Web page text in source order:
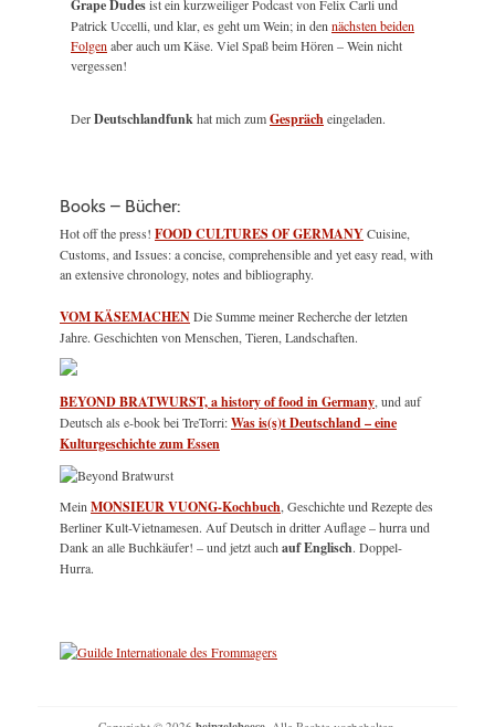
Grape Dudesist ein kurzweiliger Podcast von Felix Carli und
Patrick Uccelli, und klar, es geht um Wein; in dennächsten beiden
Folgenaber auch um Käse. Viel Spaß beim Hören – Wein nicht
vergessen!
DerDeutschlandfunkhat mich zumGesprächeingeladen.
Books – Bücher:
Hot off the press! FOOD CULTURES OF GERMANYCuisine,
Customs, and Issues: a concise, comprehensible and yet easy read, with
an extensive chronology, notes and bibliography.
VOM KÄSEMACHENDie Summe meiner Recherche der letzten
Jahre. Geschichten von Menschen, Tieren, Landschaften.
BEYOND BRATWURST, a history of food in Germany, und auf
Deutsch als e-book bei TreTorri:Was is(s)t Deutschland – eine
Kulturgeschichte zum Essen
MeinMONSIEUR VUONG-Kochbuch, Geschichte und Rezepte des
Berliner Kult-Vietnamesen. Auf Deutsch in dritter Auflage – hurra und
Dank an alle Buchkäufer! – und jetzt auchauf Englisch. Doppel-
Hurra.